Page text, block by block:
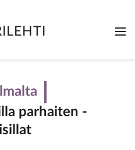
parhaiten